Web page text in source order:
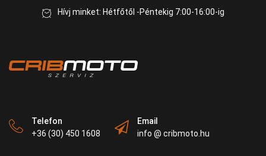
Hívj minket: Hétfőtől -Péntekig 7:00-16:00-ig
Telefon
+36 (30) 450 1608
Email
info @ cribmoto.hu